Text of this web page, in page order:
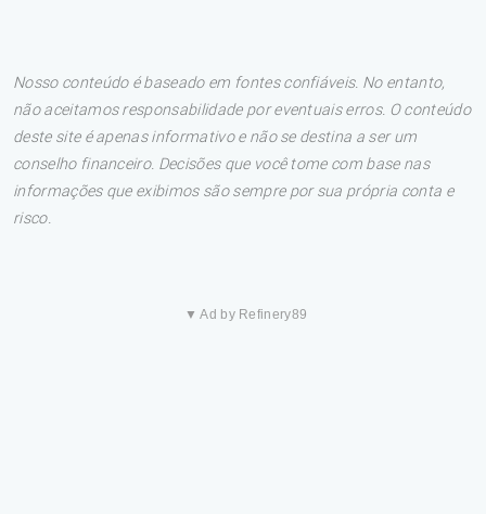
Nosso conteúdo é baseado em fontes confiáveis. No entanto,
não aceitamos responsabilidade por eventuais erros. O conteúdo
deste site é apenas informativo e não se destina a ser um
conselho financeiro. Decisões que você tome com base nas
informações que exibimos são sempre por sua própria conta e
risco.
▼ Ad by Refinery89